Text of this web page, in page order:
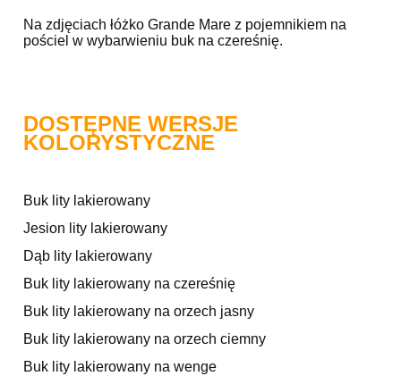
Na zdjęciach łóżko Grande Mare z pojemnikiem na
pościel w wybarwieniu buk na czereśnię.
DOSTĘPNE WERSJE
KOLORYSTYCZNE
Buk lity lakierowany
Jesion lity lakierowany
Dąb lity lakierowany
Buk lity lakierowany na czereśnię
Buk lity lakierowany na orzech jasny
Buk lity lakierowany na orzech ciemny
Buk lity lakierowany na wenge